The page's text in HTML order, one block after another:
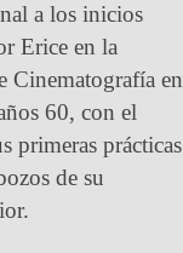
a los inicios
Erice en la
Cinematografía en
60, con el
primeras prácticas
de su